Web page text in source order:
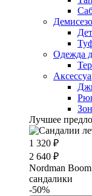
Одежда
Лучшее
1 320 ₽
2 640 ₽
Nordman Boom
сандалики
-50%